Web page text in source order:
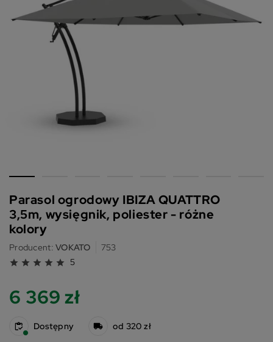
Parasol ogrodowy IBIZA QUATTRO
3,5m, wysięgnik, poliester - różne
kolory
Producent: VOKATO 753
star star star star star 5
6 369 zł
Dostępny od 320 zł